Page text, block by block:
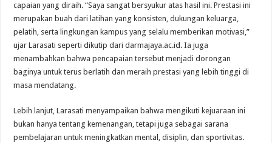
capaian yang diraih. “Saya sangat bersyukur atas hasil ini. Prestasi ini
merupakan buah dari latihan yang konsisten, dukungan keluarga,
pelatih, serta lingkungan kampus yang selalu memberikan motivasi,”
ujar Larasati seperti dikutip dari darmajaya.ac.id. Ia juga
menambahkan bahwa pencapaian tersebut menjadi dorongan
baginya untuk terus berlatih dan meraih prestasi yang lebih tinggi di
masa mendatang.
Lebih lanjut, Larasati menyampaikan bahwa mengikuti kejuaraan ini
bukan hanya tentang kemenangan, tetapi juga sebagai sarana
pembelajaran untuk meningkatkan mental, disiplin, dan sportivitas.